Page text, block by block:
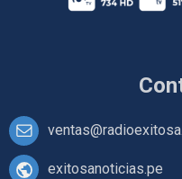
exitosanoticias.pe